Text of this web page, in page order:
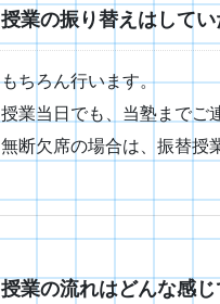
授業の振り替えはしてい
もちろん行います。
授業当日でも、当塾までご
無断欠席の場合は、振替授
授業の流れはどんな感じ